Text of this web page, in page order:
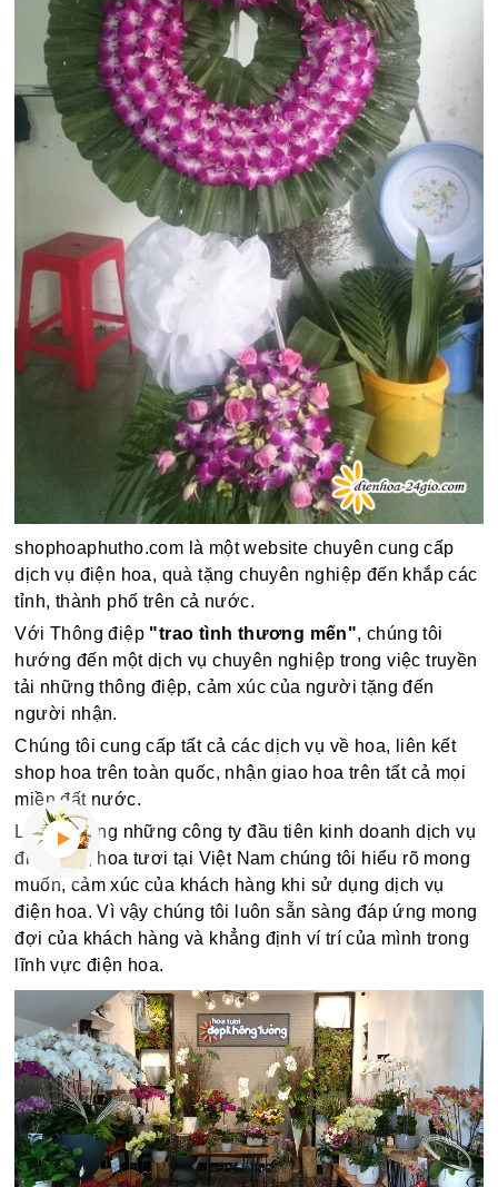
shophoaphutho.com là một website chuyên cung cấp
dịch vụ điện hoa, quà tặng chuyên nghiệp đến khắp các
tỉnh, thành phố trên cả nước.
Với Thông điệp "trao tình thương mến", chúng tôi
hướng đến một dịch vụ chuyên nghiệp trong việc truyền
tải những thông điệp, cảm xúc của người tặng đến
người nhận.
Chúng tôi cung cấp tất cả các dịch vụ về hoa, liên kết
shop hoa trên toàn quốc, nhận giao hoa trên tất cả mọi
miền đất nước.
Là một trong những công ty đầu tiên kinh doanh dịch vụ
điện hoa, hoa tươi tại Việt Nam chúng tôi hiểu rõ mong
muốn, cảm xúc của khách hàng khi sử dụng dịch vụ
điện hoa. Vì vậy chúng tôi luôn sẵn sàng đáp ứng mong
đợi của khách hàng và khẳng định ví trí của mình trong
lĩnh vực điện hoa.